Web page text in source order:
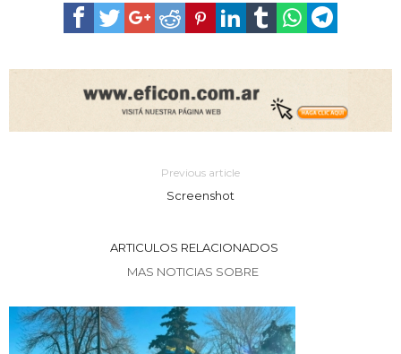
Previous article
Screenshot
ARTICULOS RELACIONADOS
MAS NOTICIAS SOBRE